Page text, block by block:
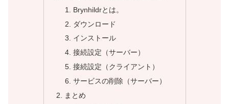
Brynhildrとは。
ダウンロード
インストール
接続設定（サーバー）
接続設定（クライアント）
サービスの削除（サーバー）
まとめ